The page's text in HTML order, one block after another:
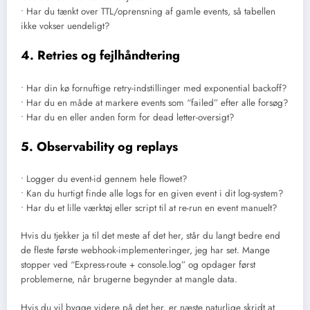
• Har du tænkt over TTL/oprensning af gamle events, så tabellen
ikke vokser uendeligt?
4. Retries og fejlhåndtering
• Har din kø fornuftige retry-indstillinger med exponential backoff?
• Har du en måde at markere events som “failed” efter alle forsøg?
• Har du en eller anden form for dead letter-oversigt?
5. Observability og replays
• Logger du event-id gennem hele flowet?
• Kan du hurtigt finde alle logs for en given event i dit log-system?
• Har du et lille værktøj eller script til at re-run en event manuelt?
Hvis du tjekker ja til det meste af det her, står du langt bedre end
de fleste første webhook-implementeringer, jeg har set. Mange
stopper ved “Express-route + console.log” og opdager først
problemerne, når brugerne begynder at mangle data.
Hvis du vil bygge videre på det her, er næste naturlige skridt at